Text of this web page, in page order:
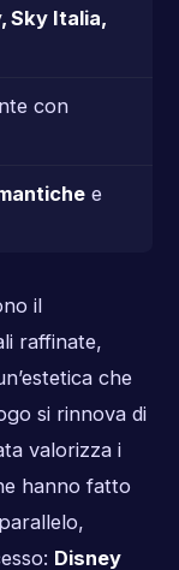
Sky Italia,
con
e
il
raffinate,
che
si rinnova di
valorizza i
hanno fatto
Disney